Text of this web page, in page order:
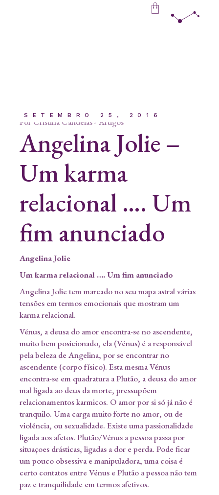
SETEMBRO 25, 2016
Por Cristina Candeias Artigos
Angelina Jolie –
Um karma
relacional …. Um
fim anunciado
Angelina Jolie
Um karma relacional …. Um fim anunciado
Angelina Jolie tem marcado no seu mapa astral várias
tensões em termos emocionais que mostram um
karma relacional.
Vénus, a deusa do amor encontra-se no ascendente,
muito bem posicionado, ela (Vénus) é a responsável
pela beleza de Angelina, por se encontrar no
ascendente (corpo físico). Esta mesma Vénus
encontra-se em quadratura a Plutão, a deusa do amor
mal ligada ao deus da morte, pressupõem
relacionamentos karmicos. O amor por si só já não é
tranquilo. Uma carga muito forte no amor, ou de
violência, ou sexualidade. Existe uma passionalidade
ligada aos afetos. Plutão/Vénus a pessoa passa por
situaçoes drásticas, ligadas a dor e perda. Pode ficar
um pouco obsessiva e manipuladora, uma coisa é
certo contatos entre Vénus e Plutão a pessoa não tem
paz e tranquilidade em termos afetivos.